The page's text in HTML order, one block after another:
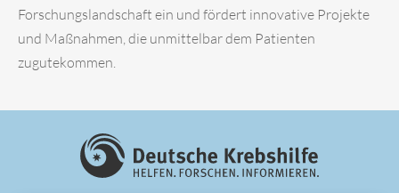
Forschungslandschaft ein und fördert innovative Projekte
und Maßnahmen, die unmittelbar dem Patienten
zugutekommen.